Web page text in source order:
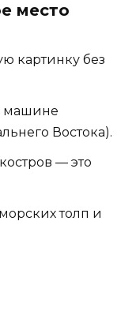
место
картинку без
машине
Востока).
— это
толп и